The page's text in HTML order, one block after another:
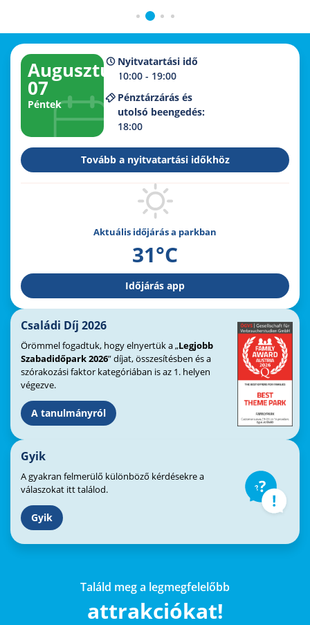
Augusztus
07
Péntek
Nyitvatartási idő
10:00 - 19:00
Pénztárzárás és
utolsó beengedés:
18:00
Tovább a nyitvatartási időkhöz
Aktuális időjárás a parkban
31°C
Időjárás app
Családi Díj 2026
Örömmel fogadtuk, hogy elnyertük a „Legjobb
Szabadidőpark 2026” díjat, összesítésben és a
szórakozási faktor kategóriában is az 1. helyen
végezve.
A tanulmányról
Gyik
A gyakran felmerülő különböző kérdésekre a
válaszokat itt találod.
Gyik
Találd meg a legmegfelelőbb
attrakciókat!